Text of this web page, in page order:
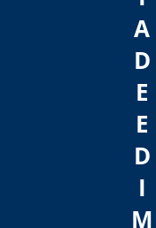
A
D
E
E
D
I
M